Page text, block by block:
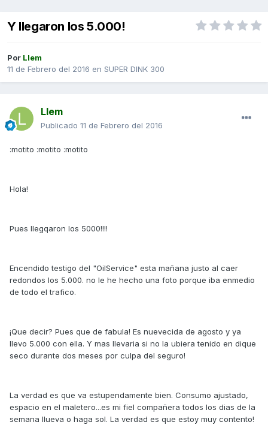
Y llegaron los 5.000!
Por Llem
11 de Febrero del 2016 en SUPER DINK 300
Llem
Publicado 11 de Febrero del 2016
:motito :motito :motito
Hola!
Pues llegqaron los 5000!!!!
Encendido testigo del "OilService" esta mañana justo al caer
redondos los 5.000. no le he hecho una foto porque iba enmedio
de todo el trafico.
¡Que decir? Pues que de fabula! Es nuevecida de agosto y ya
llevo 5.000 con ella. Y mas llevaria si no la ubiera tenido en dique
seco durante dos meses por culpa del seguro!
La verdad es que va estupendamente bien. Consumo ajustado,
espacio en el maletero...es mi fiel compañera todos los dias de la
semana llueva o haga sol. La verdad es que estoy muy contento!